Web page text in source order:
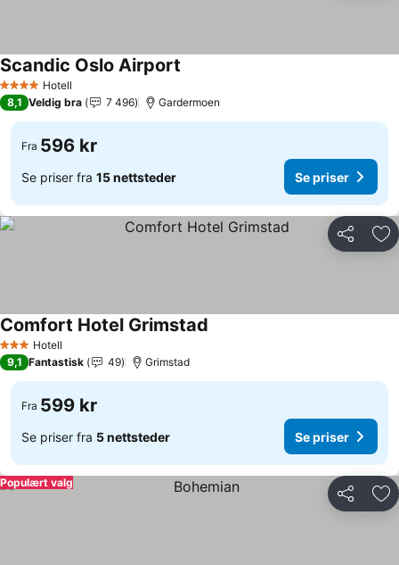
4 StjernerHotell
Scandic Oslo Airport
8,1 Veldig bra 7 496 Gardermoen
Fra 596 kr
Se priser fra 15 nettsteder Se priser
Del
3 StjernerHotell
Comfort Hotel Grimstad
9,1 Fantastisk 49 Grimstad
Fra 599 kr
Se priser fra 5 nettsteder Se priser
Del
Populært valg